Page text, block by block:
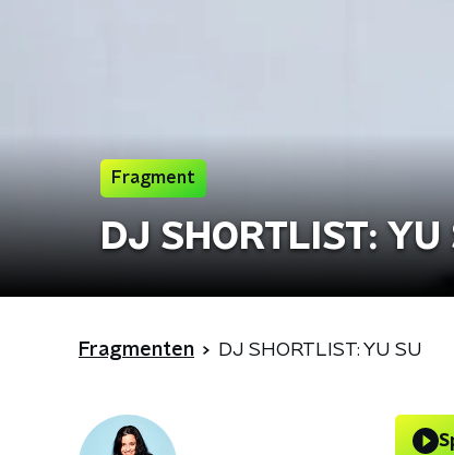
Fragment
DJ SHORTLIST: YU
Fragmenten DJ SHORTLIST: YU SU